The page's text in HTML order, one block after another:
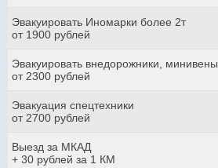
Эвакуировать Иномарки более 2т
от 1900 рублей
Эвакуировать внедорожники, минивены
от 2300 рублей
Эвакуация спецтехники
от 2700 рублей
Выезд за МКАД
+ 30 рублей за 1 КМ